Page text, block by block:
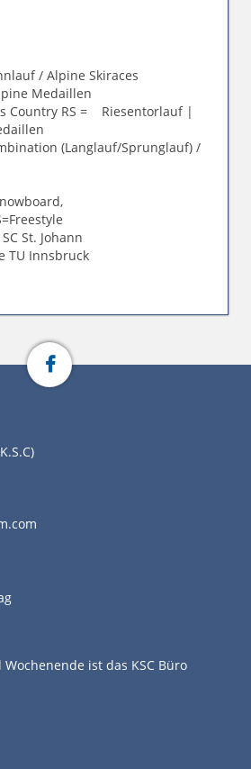
/ Alpine Skiraces
Medaillen
Country RS = Riesentorlauf |
(Langlauf/Sprunglauf) /
St. Johann
TU Innsbruck
ist das KSC Büro